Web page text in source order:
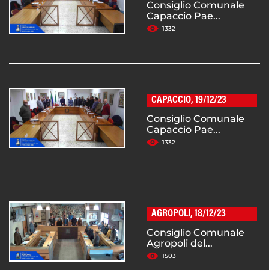
Consiglio Comunale
Capaccio Pae...
1332
CAPACCIO, 19/12/23
Consiglio Comunale
Capaccio Pae...
1332
AGROPOLI, 18/12/23
Consiglio Comunale
Agropoli del...
1503